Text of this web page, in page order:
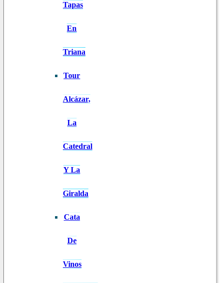
Tapas
En
Triana
Tour
Alcázar,
La
Catedral
Y La
Giralda
Cata
De
Vinos